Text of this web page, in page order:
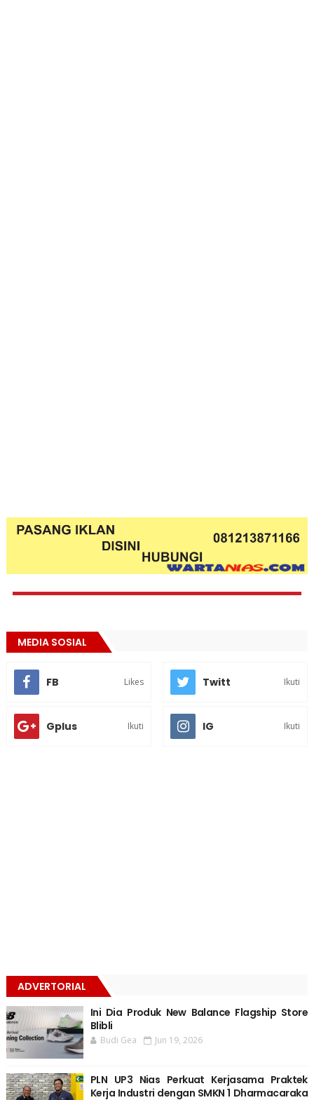
MEDIA SOSIAL
FB Likes Twitt Ikuti
Gplus Ikuti IG Ikuti
ADVERTORIAL
Ini Dia Produk New Balance Flagship Store
Blibli
Budi Gea Jun 19, 2026
PLN UP3 Nias Perkuat Kerjasama Praktek
Kerja Industri dengan SMKN 1 Dharmacaraka